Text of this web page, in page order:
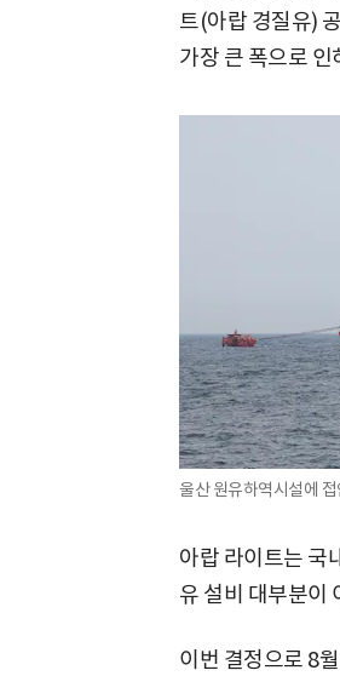
트(아랍 경질유)
가장 큰 폭으로 인
울산 원유하역시설에
아랍 라이트는 국
유 설비 대부분이
이번 결정으로 8